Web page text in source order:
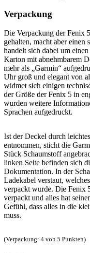
Verpackung
Die Verpackung der Fenix
gehalten, macht aber einen
handelt sich dabei um
Karton mit abnehmbarem
mehr als „Garmin“
Uhr groß und elegant von
widmet sich einigen
der Größe der Fenix 5 in
wurden weitere
Sprachen aufgedruckt.
Ist der Deckel durch
entnommen, sticht die
Stück Schaumstoff
linken Seite befinden sich
Dokumentation. In der
Ladekabel verstaut,
verpackt wurde. Die Fenix
verpackt und alles hat
Gefühl, dass alles in die
muss.
(Verpackung: 4 von 5 Punkten)